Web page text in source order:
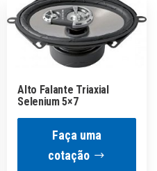
Alto Falante Triaxial
Selenium 5×7
Faça uma
cotação